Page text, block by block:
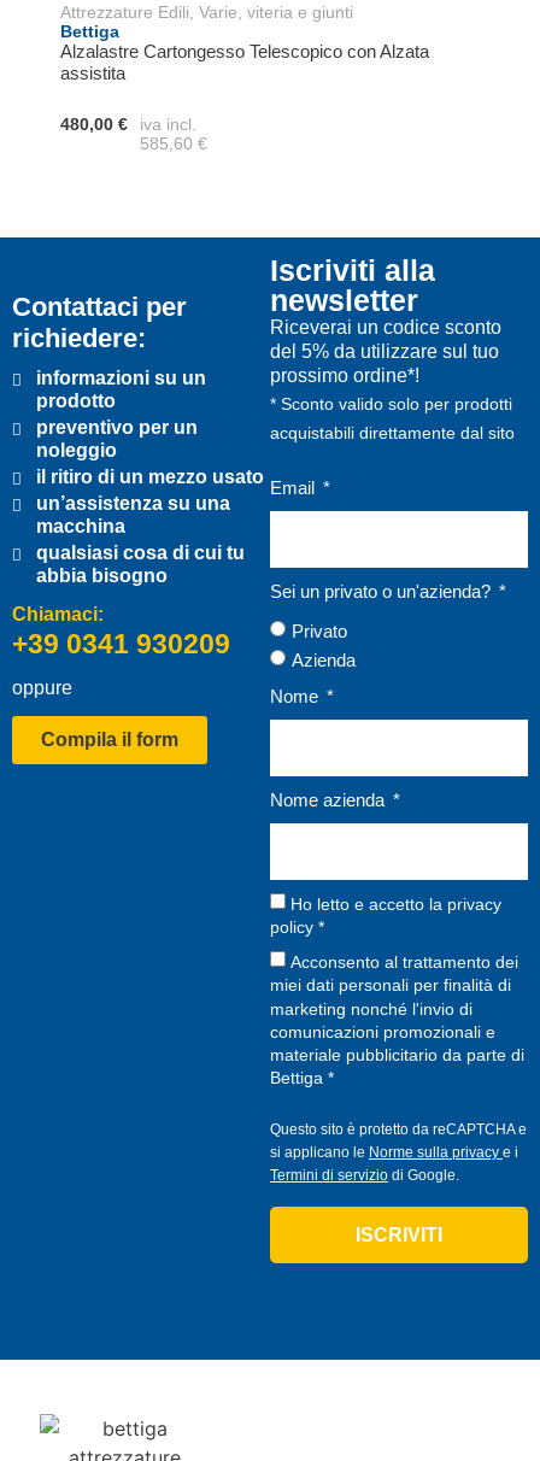
Attrezzature Edili Varie, viteria e giunti
Bettiga
Alzalastre Cartongesso Telescopico con Alzata
assistita
480,00 €
iva incl.
585,60 €
Contattaci per
richiedere:
informazioni su un
prodotto
preventivo per un
noleggio
il ritiro di un mezzo usato
un’assistenza su una
macchina
qualsiasi cosa di cui tu
abbia bisogno
Chiamaci:
+39 0341 930209
oppure
Compila il form
Iscriviti alla
newsletter
Riceverai un codice sconto
del 5% da utilizzare sul tuo
prossimo ordine*!
* Sconto valido solo per prodotti
acquistabili direttamente dal sito
Email
Sei un privato o un'azienda?
Privato
Azienda
Nome
Nome azienda
Ho letto e accetto la privacy
policy *
Acconsento al trattamento dei
miei dati personali per finalità di
marketing nonché l'invio di
comunicazioni promozionali e
materiale pubblicitario da parte di
Bettiga *
Questo sito è protetto da reCAPTCHA e
si applicano le Norme sulla privacy e i
Termini di servizio di Google.
ISCRIVITI